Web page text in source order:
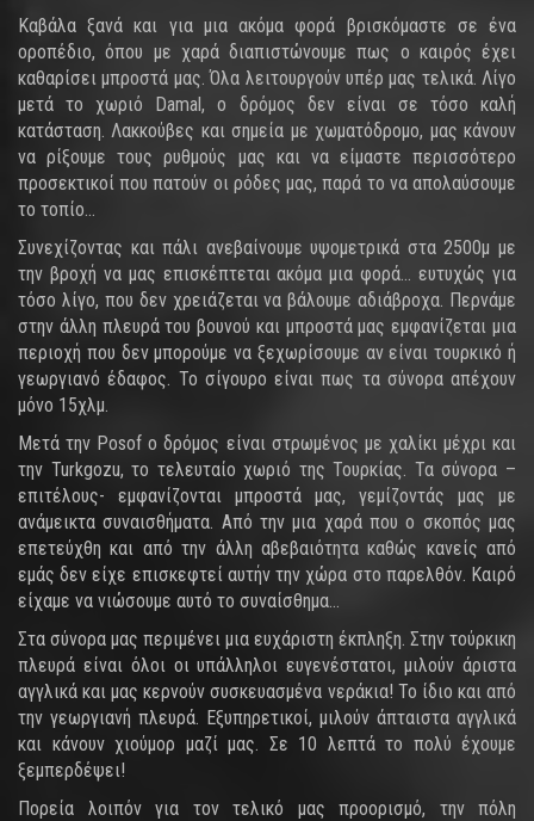
Καβάλα ξανά και για μια ακόμα φορά βρισκόμαστε σε ένα
οροπέδιο, όπου με χαρά διαπιστώνουμε πως ο καιρός έχει
καθαρίσει μπροστά μας. Όλα λειτουργούν υπέρ μας τελικά. Λίγο
μετά το χωριό Damal, ο δρόμος δεν είναι σε τόσο καλή
κατάσταση. Λακκούβες και σημεία με χωματόδρομο, μας κάνουν
να ρίξουμε τους ρυθμούς μας και να είμαστε περισσότερο
προσεκτικοί που πατούν οι ρόδες μας, παρά το να απολαύσουμε
το τοπίο...
Συνεχίζοντας και πάλι ανεβαίνουμε υψομετρικά στα 2500μ με
την βροχή να μας επισκέπτεται ακόμα μια φορά... ευτυχώς για
τόσο λίγο, που δεν χρειάζεται να βάλουμε αδιάβροχα. Περνάμε
στην άλλη πλευρά του βουνού και μπροστά μας εμφανίζεται μια
περιοχή που δεν μπορούμε να ξεχωρίσουμε αν είναι τουρκικό ή
γεωργιανό έδαφος. Το σίγουρο είναι πως τα σύνορα απέχουν
μόνο 15χλμ.
Μετά την Posof o δρόμος είναι στρωμένος με χαλίκι μέχρι και
την Turkgozu, το τελευταίο χωριό της Τουρκίας. Τα σύνορα –
επιτέλους- εμφανίζονται μπροστά μας, γεμίζοντάς μας με
ανάμεικτα συναισθήματα. Από την μια χαρά που ο σκοπός μας
επετεύχθη και από την άλλη αβεβαιότητα καθώς κανείς από
εμάς δεν είχε επισκεφτεί αυτήν την χώρα στο παρελθόν. Καιρό
είχαμε να νιώσουμε αυτό το συναίσθημα…
Στα σύνορα μας περιμένει μια ευχάριστη έκπληξη. Στην τούρκικη
πλευρά είναι όλοι οι υπάλληλοι ευγενέστατοι, μιλούν άριστα
αγγλικά και μας κερνούν συσκευασμένα νεράκια! Το ίδιο και από
την γεωργιανή πλευρά. Εξυπηρετικοί, μιλούν άπταιστα αγγλικά
και κάνουν χιούμορ μαζί μας. Σε 10 λεπτά το πολύ έχουμε
ξεμπερδέψει!
Πορεία λοιπόν για τον τελικό μας προορισμό, την πόλη